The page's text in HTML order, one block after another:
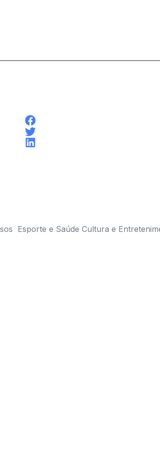
Esporte e Saúde Cultura e